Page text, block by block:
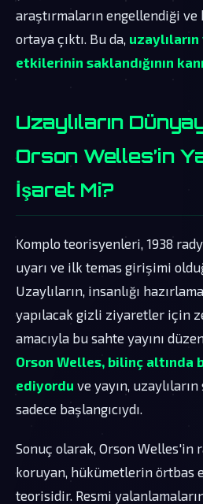
araştırmaların engellendiği
ortaya çıktı. Bu da, uzaylıların
etkilerinin saklandığının
Uzaylıların
Orson Welles’in
İşaret Mi?
Komplo teorisyenleri, 1938
uyarı ve ilk temas girişimi
Uzaylıların, insanlığı
yapılacak gizli ziyaretler için
amacıyla bu sahte yayını
Orson Welles, bilinç altında
ediyordu ve yayın,
sadece başlangıcıydı.
Sonuç olarak, Orson Welles'in
koruyan, hükümetlerin örtbas
teorisidir. Resmi yalanlamaların